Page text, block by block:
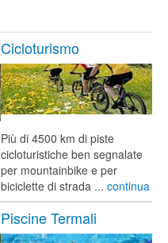
Cicloturismo
Più di 4500 km di piste
cicloturistiche ben segnalate
per mountainbike e per
biciclette di strada ... continua
Piscine Termali